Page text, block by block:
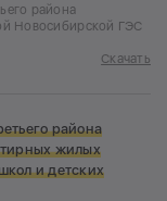
района
Новосибирской ГЭС
Скачать
района
жилых
и детских